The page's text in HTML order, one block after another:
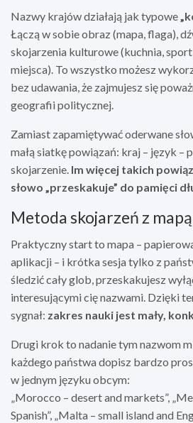
Nazwy krajów działają jak typowe
Łączą w sobie obraz (mapa, flaga),
skojarzenia kulturowe (kuchnia,
miejsca). To wszystko możesz
bez udawania, że zajmujesz się
geografii politycznej.
Zamiast zapamiętywać oderwane
małą siatkę powiązań: kraj – język –
skojarzenie. Im więcej takich
słowo „przeskakuje” do pamięci
Metoda skojarzeń z
Praktyczny start to mapa –
aplikacji – i krótka sesja tylko z
śledzić cały glob, przeskakujesz
interesującymi cię nazwami. Dzięki
sygnał: zakres nauki jest mały,
Drugi krok to nadanie tym nazwom
każdego państwa dopisz bardzo
w jednym języku obcym:
„Morocco – desert and markets”,
Spanish”, „Malta – small island and